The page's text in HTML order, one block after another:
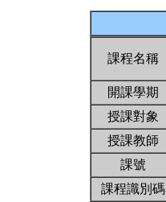
課程名稱
開課學期
授課對象
授課教師
課號
課程識別碼